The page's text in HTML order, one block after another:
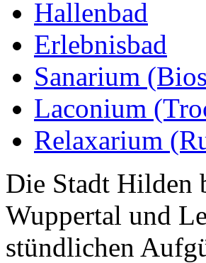
Hallenbad
Erlebnisbad
Sanarium
Laconium
Relaxarium
Die Stadt Hilden
Wuppertal und
stündlichen